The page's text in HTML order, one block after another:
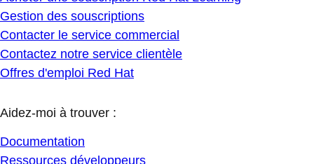
Gestion des souscriptions
Contacter le service commercial
Contactez notre service clientèle
Offres d'emploi Red Hat
Aidez-moi à trouver :
Documentation
Ressources développeurs